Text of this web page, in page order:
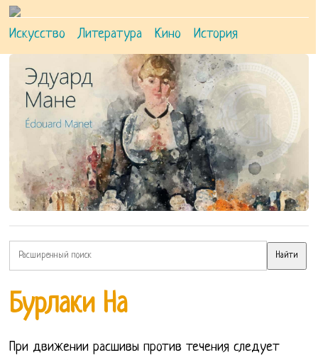
Искусство Литература Кино История
Бурлаки На
При движении расшивы против течения следует